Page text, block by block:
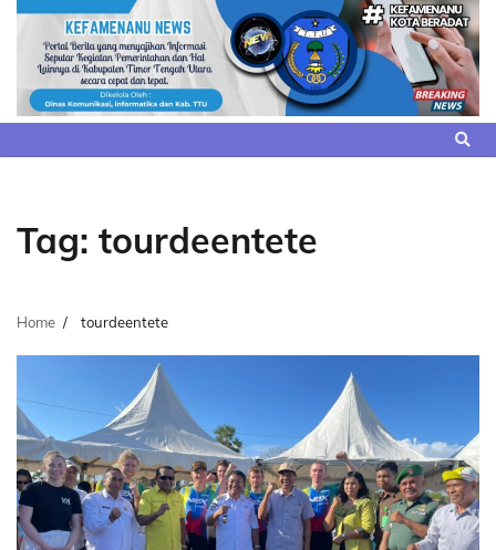
Skip
content
Tag: tourdeentete
Home tourdeentete